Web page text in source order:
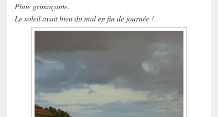
Pluie grimaçante.
Le soleil avait bien du mal en fin de journée !